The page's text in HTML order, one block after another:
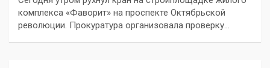
комплекса «Фаворит» на проспекте Октябрьской
революции. Прокуратура организовала проверку…